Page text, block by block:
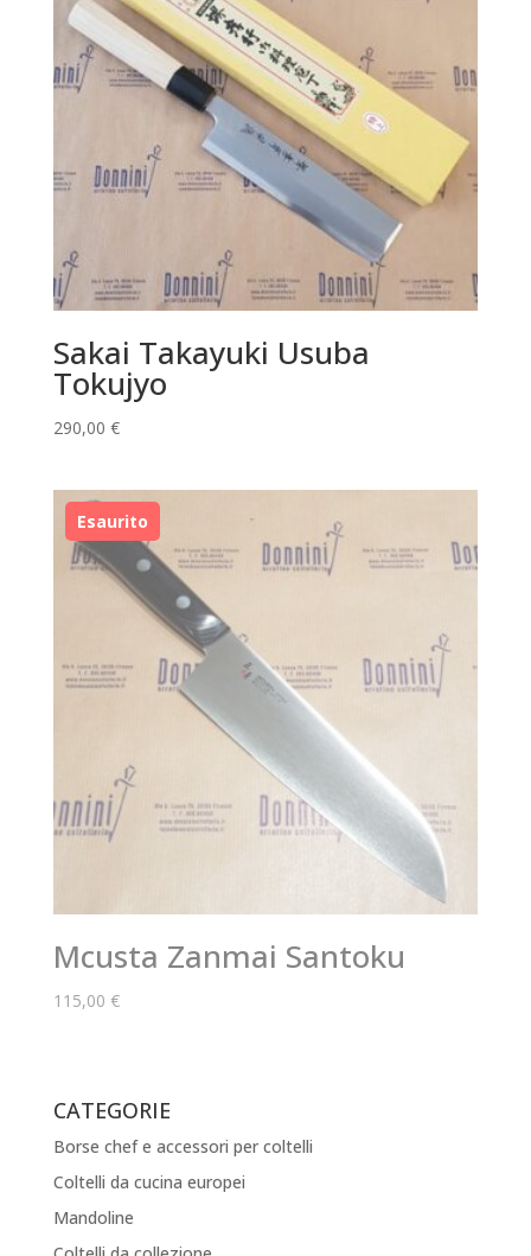
Sakai Takayuki Usuba
Tokujyo
290,00 €
Mcusta Zanmai Santoku
115,00 €
CATEGORIE
Borse chef e accessori per coltelli
Coltelli da cucina europei
Mandoline